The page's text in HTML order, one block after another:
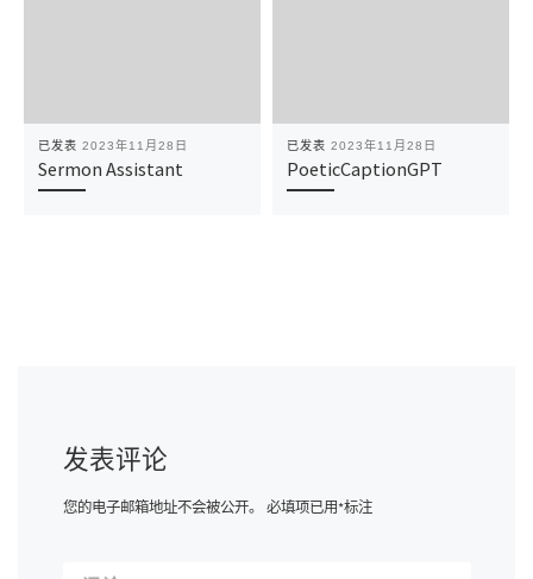
已发表 2023年11月28日
Sermon Assistant
已发表 2023年11月28日
PoeticCaptionGPT
发表评论
您的电子邮箱地址不会被公开。 必填项已用*标注